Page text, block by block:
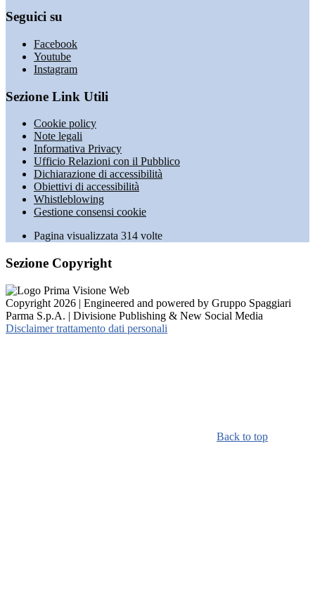
Seguici su
Facebook
Youtube
Instagram
Sezione Link Utili
Cookie policy
Note legali
Informativa Privacy
Ufficio Relazioni con il Pubblico
Dichiarazione di accessibilità
Obiettivi di accessibilità
Whistleblowing
Gestione consensi cookie
Pagina visualizzata 314 volte
Sezione Copyright
Copyright 2026 | Engineered and powered by Gruppo Spaggiari
Parma S.p.A. | Divisione Publishing & New Social Media
Disclaimer trattamento dati personali
Back to top